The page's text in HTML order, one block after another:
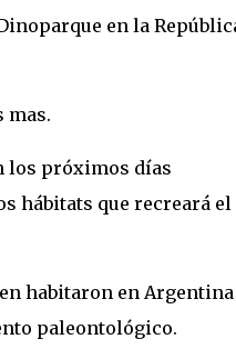
en la
mas.
los próximos días
hábitats que recreará el
habitaron en Argentina
paleontológico.